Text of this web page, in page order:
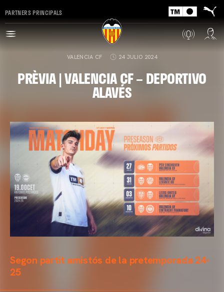
PARTNERS PRINCIPALS
VALENCIA CF 24 JULIO 2024
PRÈVIA | VALENCIA CF – DEPORTIVO
ALAVÉS
Segon partit amistós de la pretemporada 24-
25